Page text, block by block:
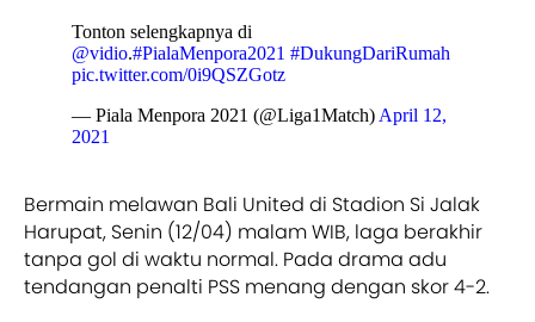
Tonton selengkapnya di
@vidio.#PialaMenpora2021 #DukungDariRumah
pic.twitter.com/0i9QSZGotz
— Piala Menpora 2021 (@Liga1Match) April 12,
2021
Bermain melawan Bali United di Stadion Si Jalak
Harupat, Senin (12/04) malam WIB, laga berakhir
tanpa gol di waktu normal. Pada drama adu
tendangan penalti PSS menang dengan skor 4-2.